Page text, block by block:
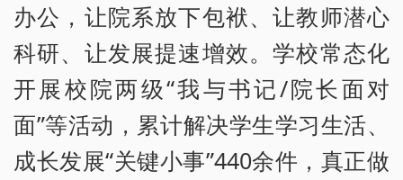
办公，让院系放下包袱、让教师潜心
科研、让发展提速增效。学校常态化
开展校院两级“我与书记/院长面对
面”等活动，累计解决学生学习生活、
成长发展“关键小事”440余件，真正做